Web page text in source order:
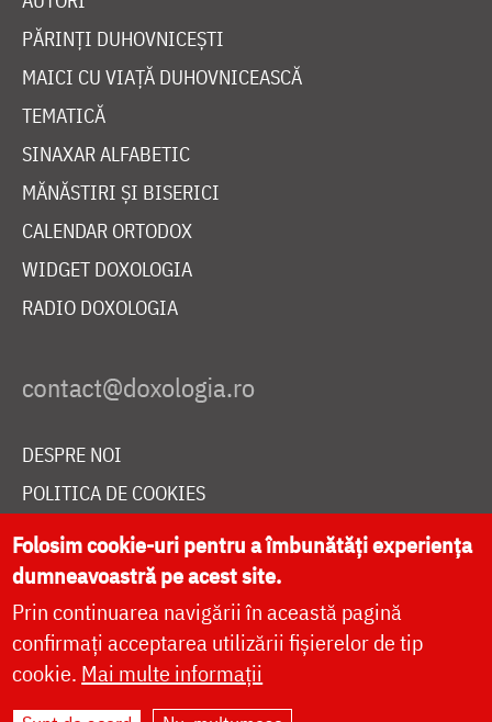
PĂRINȚI DUHOVNICEȘTI
MAICI CU VIAȚĂ DUHOVNICEASCĂ
TEMATICĂ
SINAXAR ALFABETIC
MĂNĂSTIRI ȘI BISERICI
CALENDAR ORTODOX
WIDGET DOXOLOGIA
RADIO DOXOLOGIA
DESPRE NOI
POLITICA DE COOKIES
DONEAZĂ ONLINE PENTRU CATEDRALA NAȚIONALĂ
LIVE
Folosim cookie-uri pentru a îmbunătăți experiența
dumneavoastră pe acest site.
Prin continuarea navigării în această pagină
confirmați acceptarea utilizării fișierelor de tip
cookie. Mai multe informații